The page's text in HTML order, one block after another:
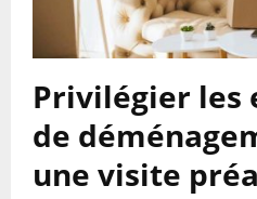
Privilégier les
de
une visite